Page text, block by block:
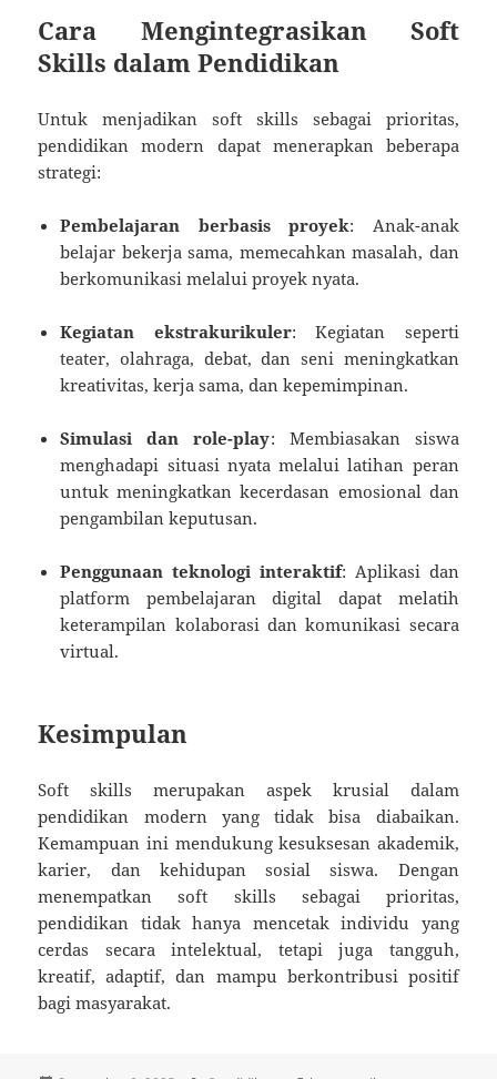
Cara Mengintegrasikan Soft
Skills dalam Pendidikan
Untuk menjadikan soft skills sebagai prioritas,
pendidikan modern dapat menerapkan beberapa
strategi:
Pembelajaran berbasis proyek: Anak-anak
belajar bekerja sama, memecahkan masalah, dan
berkomunikasi melalui proyek nyata.
Kegiatan ekstrakurikuler: Kegiatan seperti
teater, olahraga, debat, dan seni meningkatkan
kreativitas, kerja sama, dan kepemimpinan.
Simulasi dan role-play: Membiasakan siswa
menghadapi situasi nyata melalui latihan peran
untuk meningkatkan kecerdasan emosional dan
pengambilan keputusan.
Penggunaan teknologi interaktif: Aplikasi dan
platform pembelajaran digital dapat melatih
keterampilan kolaborasi dan komunikasi secara
virtual.
Kesimpulan
Soft skills merupakan aspek krusial dalam
pendidikan modern yang tidak bisa diabaikan.
Kemampuan ini mendukung kesuksesan akademik,
karier, dan kehidupan sosial siswa. Dengan
menempatkan soft skills sebagai prioritas,
pendidikan tidak hanya mencetak individu yang
cerdas secara intelektual, tetapi juga tangguh,
kreatif, adaptif, dan mampu berkontribusi positif
bagi masyarakat.